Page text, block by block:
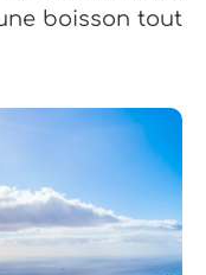
boisson tout